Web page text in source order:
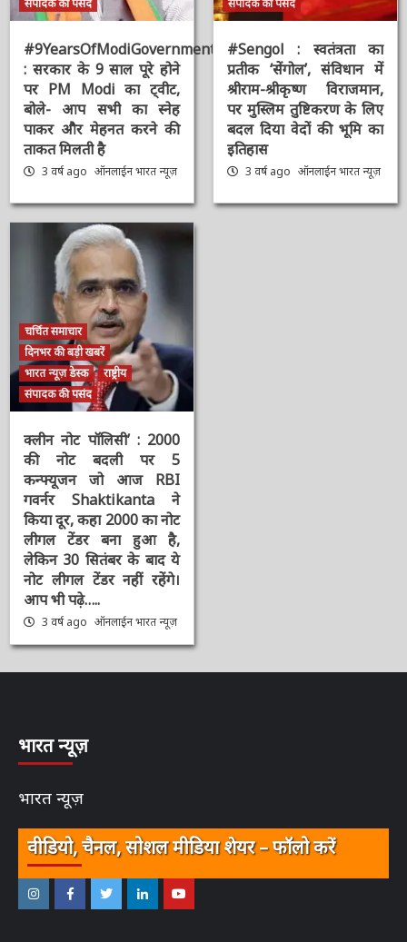
भारत न्यूज़ विशेष
मुख्य समाचार
#9YearsOfModiGovernment
: सरकार के 9 साल पूरे होने
पर PM Modi का ट्वीट,
बोले- आप सभी का स्नेह
पाकर और मेहनत करने की
ताकत मिलती है
3 वर्ष ago ऑनलाईन भारत
मुख्य समाचार
राष्ट्रीय
#Sengol : स्वतंत्रता का
प्रतीक ‘सेंगोल’, संविधान में
श्रीराम-श्रीकृष्ण विराजमान,
पर मुस्लिम तुष्टिकरण के
लिए बदल दिया वेदों की भूमि
का इतिहास
3 वर्ष ago ऑनलाईन भारत
चर्चित समाचार
दिनभर की बड़ी खबरें
भारत न्यूज़ डेस्क
राष्ट्रीय
क्लीन नोट पॉलिसी’ : 2000
की नोट बदली पर 5
कन्फ्यूजन जो आज RBI
गवर्नर Shaktikanta ने
किया दूर, कहा 2000 का
नोट लीगल टेंडर बना हुआ है,
लेकिन 30 सितंबर के बाद ये
नोट लीगल टेंडर नहीं रहेंगे।
आप भी पढ़े…..
3 वर्ष ago ऑनलाईन भारत
भारत न्यूज़
भारत न्यूज़
वीडियो, चैनल, सोशल मीडिया शेयर – फॉलो करें